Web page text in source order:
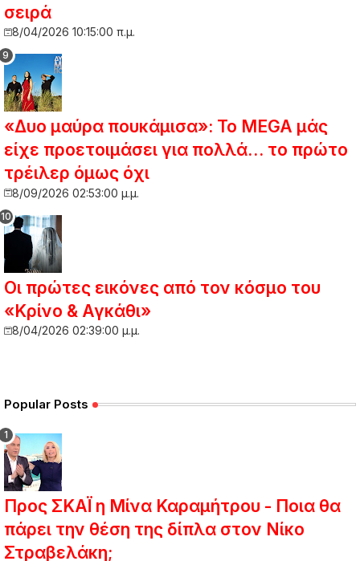
σειρά
8/04/2026 10:15:00 π.μ.
«Δυο μαύρα πουκάμισα»: Το MEGA μάς
είχε προετοιμάσει για πολλά… το πρώτο
τρέιλερ όμως όχι
8/09/2026 02:53:00 μ.μ.
Οι πρώτες εικόνες από τον κόσμο του
«Κρίνο & Αγκάθι»
8/04/2026 02:39:00 μ.μ.
Popular Posts
Προς ΣΚΑΪ η Μίνα Καραμήτρου - Ποια θα
πάρει την θέση της δίπλα στον Νίκο
Στραβελάκη;